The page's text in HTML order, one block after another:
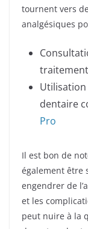
tournent vers
analgésiques
dentaire
Pro
Il est bon de
également être
engendrer de
et les
peut nuire à la